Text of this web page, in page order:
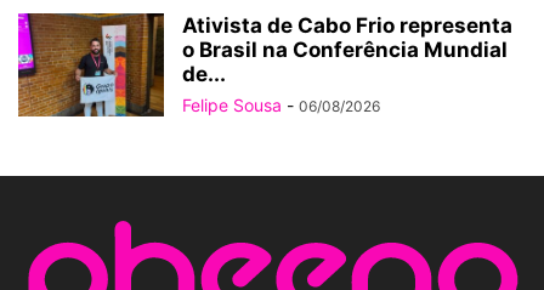
Ativista de Cabo Frio representa
o Brasil na Conferência Mundial
de...
Felipe Sousa - 06/08/2026